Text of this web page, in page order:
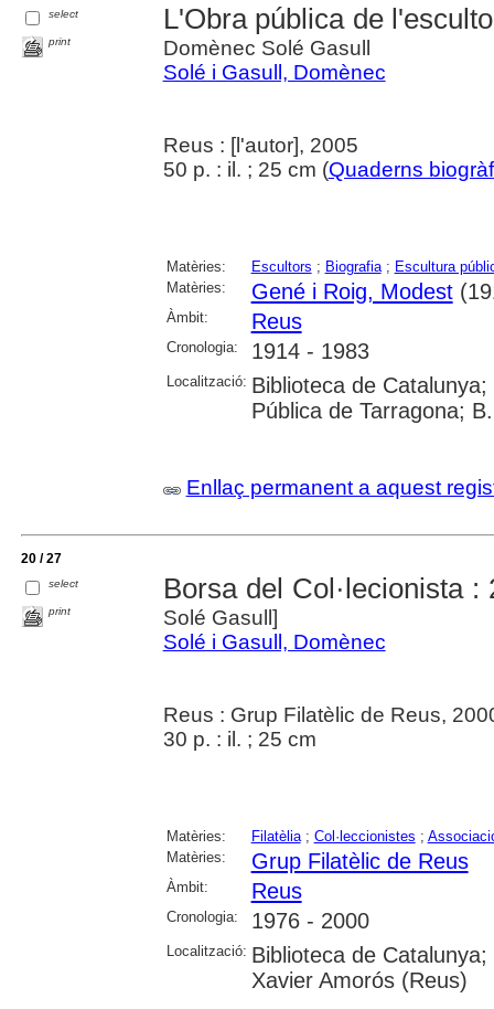
select
print
L'Obra pública de
Domènec Solé Gasull
Solé i Gasull, Domènec
Reus : [l'autor], 2005
50 p. : il. ; 25 cm (Quaderns
Matèries: Escultors ; Biografia; Escultura
Matèries:
Gené i Roig, Modest
Àmbit: Reus
Cronologia: 1914 - 1983
Localització: Biblioteca de
Pública de Tarragona;
Enllaç permanent a aquest
20 / 27
select
print
Borsa del Col·lecionista :
Solé Gasull]
Solé i Gasull, Domènec
Reus : Grup Filatèlic de Reus,
30 p. : il. ; 25 cm
Matèries: Filatèlia; Col·leccionistes ;
Matèries:
Grup Filatèlic de Reus
Àmbit: Reus
Cronologia: 1976 - 2000
Localització: Biblioteca de
Xavier Amorós (Reus)